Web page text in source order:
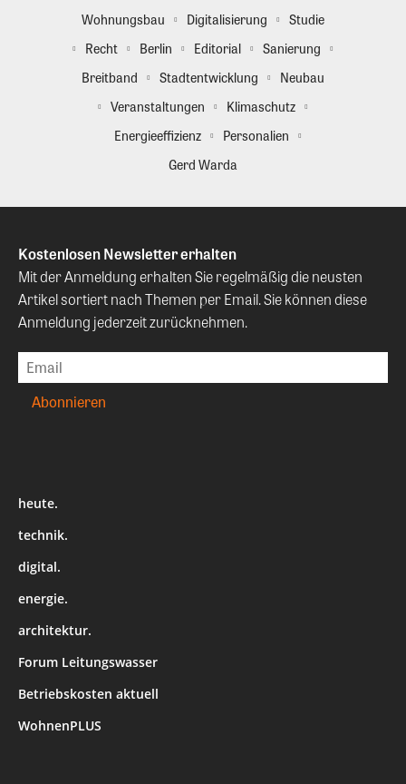
Wohnungsbau
Digitalisierung
Studie
Recht
Berlin Editorial
Sanierung
Breitband
Stadtentwicklung
Neubau
Veranstaltungen
Klimaschutz
Energieeffizienz
Personalien
Gerd Warda
Kostenlosen Newsletter erhalten
Mit der Anmeldung erhalten Sie regelmäßig die neusten
Artikel sortiert nach Themen per Email. Sie können diese
Anmeldung jederzeit zurücknehmen.
heute.
technik.
digital.
energie.
architektur.
Forum Leitungswasser
Betriebskosten aktuell
WohnenPLUS